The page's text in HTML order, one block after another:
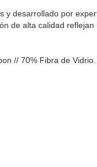
y desarrollado por
de alta calidad
// 70% Fibra de Vidrio.